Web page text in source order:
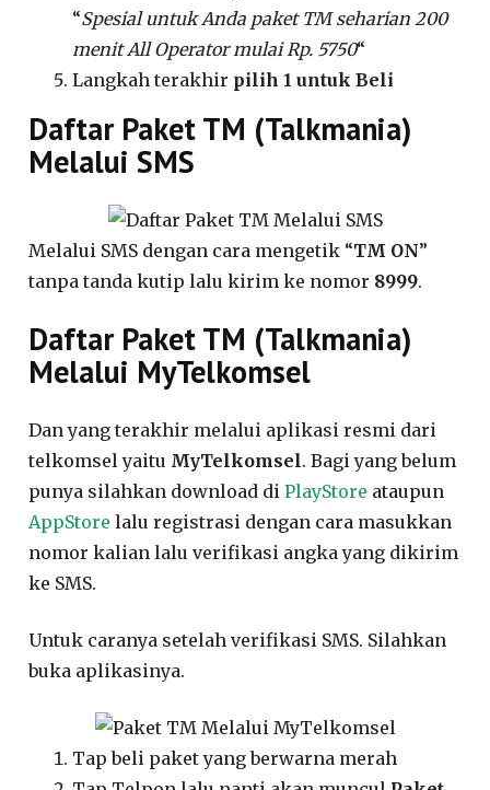
“Spesial untuk Anda paket TM seharian 200
menit All Operator mulai Rp. 5750“
Langkah terakhir pilih 1 untuk Beli
Daftar Paket TM (Talkmania)
Melalui SMS
Melalui SMS dengan cara mengetik “TM ON”
tanpa tanda kutip lalu kirim ke nomor 8999.
Daftar Paket TM (Talkmania)
Melalui MyTelkomsel
Dan yang terakhir melalui aplikasi resmi dari
telkomsel yaitu MyTelkomsel. Bagi yang belum
punya silahkan download diPlayStore ataupun
AppStore lalu registrasi dengan cara masukkan
nomor kalian lalu verifikasi angka yang dikirim
ke SMS.
Untuk caranya setelah verifikasi SMS. Silahkan
buka aplikasinya.
Tap beli paket yang berwarna merah